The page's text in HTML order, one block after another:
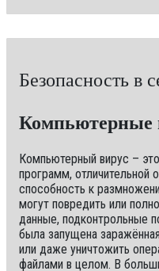
Безопасность в
Компьютерные
Компьютерный вирус –
программ, отличительной
способность к
могут повредить или
данные, подконтрольные
была запущена
или даже уничтожить
файлами в целом. В